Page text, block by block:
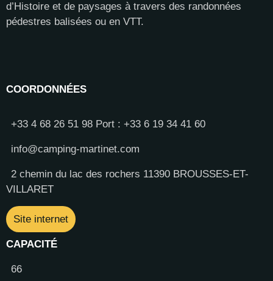
d’Histoire et de paysages à travers des randonnées
pédestres balisées ou en VTT.
COORDONNÉES
+33 4 68 26 51 98 Port : +33 6 19 34 41 60
info@camping-martinet.com
2 chemin du lac des rochers 11390 BROUSSES-ET-
VILLARET
Site internet
CAPACITÉ
66